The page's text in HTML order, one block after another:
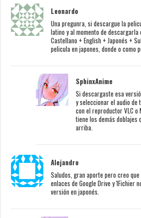
Leonardo
Una pregunra, si descargue la
latino y al momento de descargarla
Castellano + English + Japonés +
pelicula en japones, donde o como
SphinxAnime
Si descargaste esa
y seleccionar el audio
con el reproductor VLC o
tiene los demás doblajes
arriba.
Alejandro
Saludos, gran aporte pero creo
enlaces de Google Drive y 1Fichier
versión en japonés.